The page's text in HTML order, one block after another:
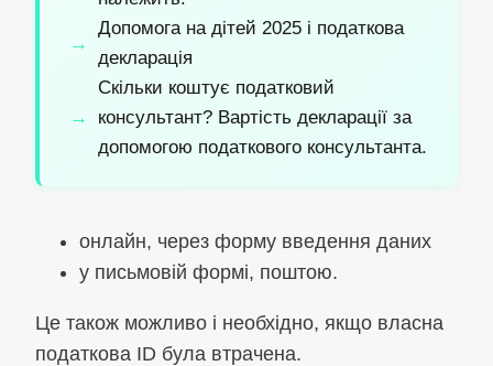
Допомога на дітей 2025 і податкова
декларація
Скільки коштує податковий
консультант? Вартість декларації за
допомогою податкового консультанта.
онлайн, через форму введення даних
у письмовій формі, поштою.
Це також можливо і необхідно, якщо власна
податкова ID була втрачена.